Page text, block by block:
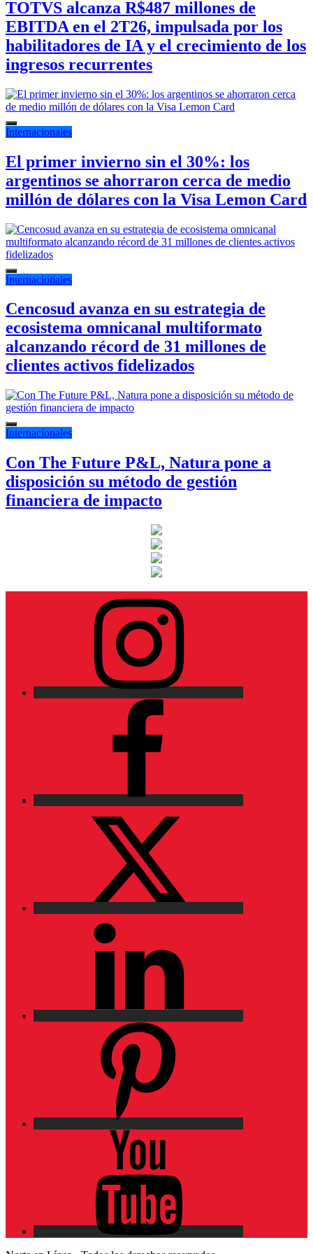
TOTVS alcanza R$487 millones de
EBITDA en el 2T26, impulsada por los
habilitadores de IA y el crecimiento de los
ingresos recurrentes
Internacionales
El primer invierno sin el 30%: los
argentinos se ahorraron cerca de medio
millón de dólares con la Visa Lemon Card
Internacionales
Cencosud avanza en su estrategia de
ecosistema omnicanal multiformato
alcanzando récord de 31 millones de
clientes activos fidelizados
Internacionales
Con The Future P&L, Natura pone a
disposición su método de gestión
financiera de impacto